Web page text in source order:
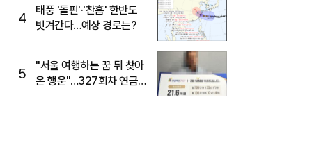
4
태풍 '돌핀'·'찬홈' 한반도
빗겨간다…예상 경로는?
5
"서울 여행하는 꿈 뒤 찾아
온 행운"…327회차 연금